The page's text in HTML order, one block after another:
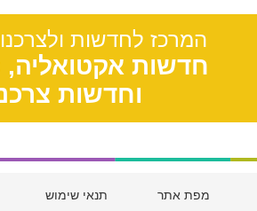
המרכז לחדשות
חדשות אקטואליה,
וחדשות
מפת אתר תנאי שימוש